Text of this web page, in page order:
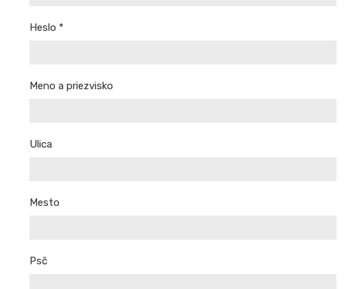
Heslo *
Meno a priezvisko
Ulica
Mesto
Psč